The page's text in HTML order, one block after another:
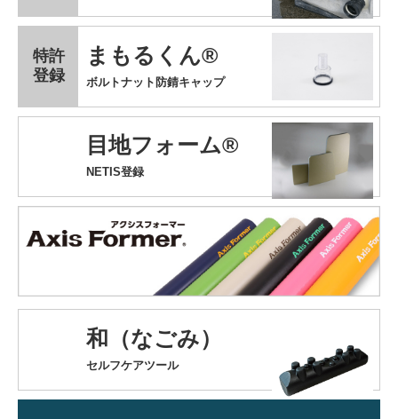
まもるくん®
特許
登録
ボルトナット防錆キャップ
目地フォーム®
NETIS登録
和（なごみ）
セルフケアツール